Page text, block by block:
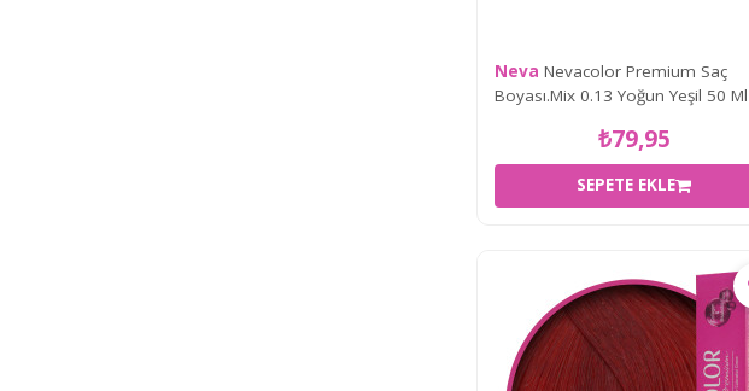
Neva Nevacolor Premium Saç
Boyası.Mix 0.13 Yoğun Yeşil 50 Ml
₺79,95
SEPETE EKLE